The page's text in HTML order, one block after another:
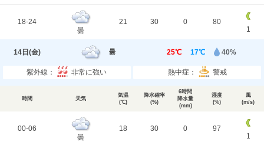
18-24
曇
21 30 0
80
1
14日(金) 曇 25℃ 17℃ 40%
紫外線： 非常に強い 熱中症： 警戒
時間 天気
気温
(℃)
降水確率
(%)
6時間
降水量
(mm)
湿度
(%)
風
(m/s)
00-06
曇
18 30 0
97
1